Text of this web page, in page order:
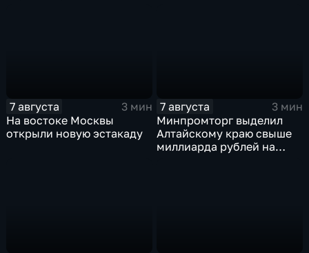
7 августа
3 мин
На востоке Москвы
открыли новую эстакаду
7 августа
3 мин
Минпромторг выделил
Алтайскому краю свыше
миллиарда рублей на